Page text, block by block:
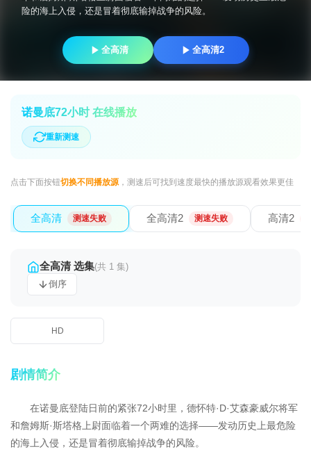
险的海上入侵，还是冒着彻底输掉战争的风险。
全高清 全高清2
诺曼底72小时 在线播放
重新测速
点击下面按钮切换不同播放源，测速后可找到速度最快的播放源观看效果更佳
全高清 测速失败 全高清2 测速失败 高清2
全高清 选集(共 1 集)
倒序
HD
剧情简介
在诺曼底登陆日前的紧张72小时里，德怀特·D·艾森豪威尔将军
和詹姆斯·斯塔格上尉面临着一个两难的选择——发动历史上最危险
的海上入侵，还是冒着彻底输掉战争的风险。